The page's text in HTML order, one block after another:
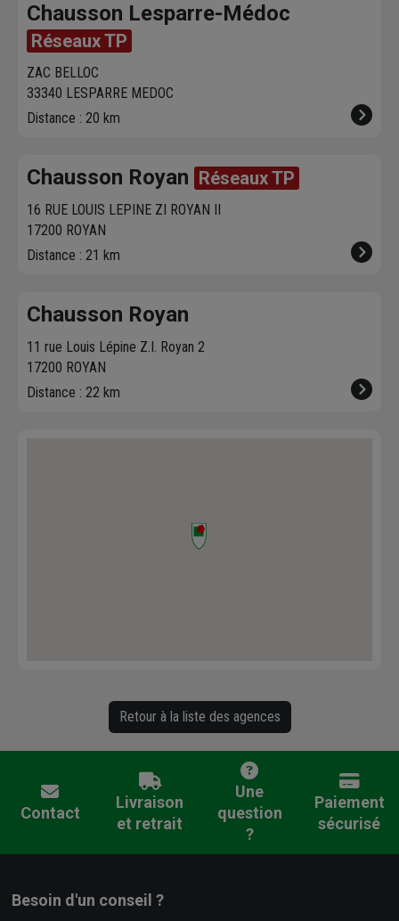
livraison. Bonus :
Nous livrons jusqu'au
7ème étage.
heure plus tard.
Chausson Lesparre-Médoc
Réseaux TP
ZAC BELLOC
33340 LESPARRE MEDOC
Distance : 20 km
Chausson Royan Réseaux TP
16 RUE LOUIS LEPINE ZI ROYAN II
17200 ROYAN
Distance : 21 km
Chausson Royan
11 rue Louis Lépine Z.I. Royan 2
17200 ROYAN
Distance : 22 km
Retour à la liste des agences
Contact
Livraison
et retrait
Une
question
?
Paiement
sécurisé
Besoin d'un conseil ?